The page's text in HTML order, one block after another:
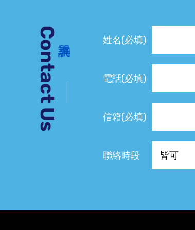
Contact Us 姓名(必填)
電話(必填)
信箱(必填)
聯絡時段